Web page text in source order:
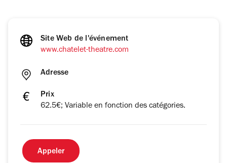
Site Web de l'événement
www.chatelet-theatre.com
Adresse
Prix
62.5€; Variable en fonction des catégories.
Appeler